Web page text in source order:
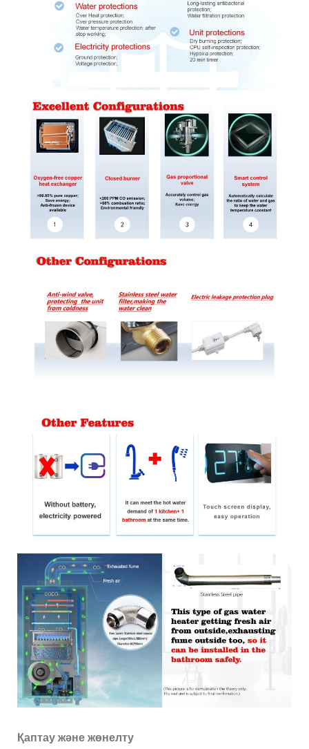
Қаптау және жөнелту